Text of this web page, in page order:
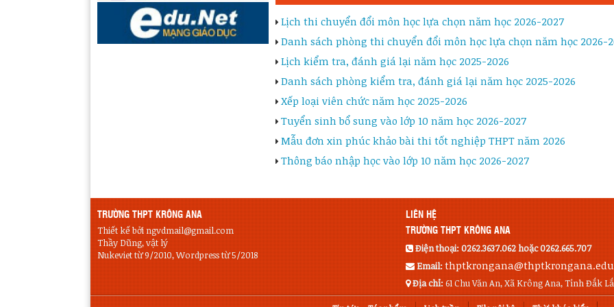
Lịch thi chuyển đổi môn học lựa chọn năm học 2026-2027
Danh sách phòng thi chuyển đổi môn học lựa chọn năm học 2026-
Lịch kiểm tra, đánh giá lại năm học 2025-2026
Danh sách phòng kiểm tra, đánh giá lại năm học 2025-2026
Xếp loại viên chức năm học 2025-2026
Tuyển sinh bổ sung vào lớp 10 năm học 2026-2027
Mẫu đơn xin phúc khảo bài thi tốt nghiệp THPT năm 2026
Thông báo nhập học vào lớp 10 năm học 2026-2027
TRƯỜNG THPT KRÔNG ANA
Thiết kế bởi ngvdmail@gmail.com
Thầy Dũng, vật lý
Nukeviet từ 9/2010, Wordpress từ 5/2018
LIÊN HỆ
TRƯỜNG THPT KRÔNG ANA
Điện thoại:0262.3637.062 hoặc 0262.665.707
Email:
Địa chỉ:61 Chu Văn An, Xã Krông Ana, Tỉnh Đắk